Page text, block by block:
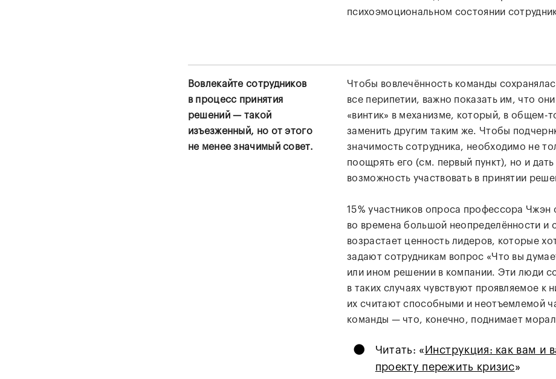
психоэмоциональном состоянии
Вовлекайте сотрудников
в процесс принятия
решений — такой
изъезженный, но от этого
не менее значимый совет.
Чтобы вовлечённость команды
все перипетии, важно показать им, что
«винтик» в механизме, который, в общем-
заменить другим таким же. Чтобы
значимость сотрудника, необходимо не
поощрять его (см. первый пункт), но и дать
возможность участвовать в принятии
15% участников опроса профессора Чжэн
во времена большой неопределённости и
возрастает ценность лидеров, которые
задают сотрудникам вопрос «Что вы
или ином решении в компании. Эти люди
в таких случаях чувствуют проявляемое к
их считают способными и неотъемлемой
команды — что, конечно, поднимает
• Читать: « Инструкция: как вам и
проекту пережить кризис»